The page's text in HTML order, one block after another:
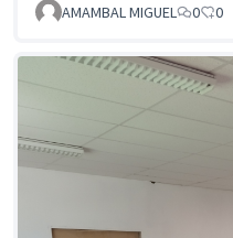
AMAMBAL MIGUEL
0 0